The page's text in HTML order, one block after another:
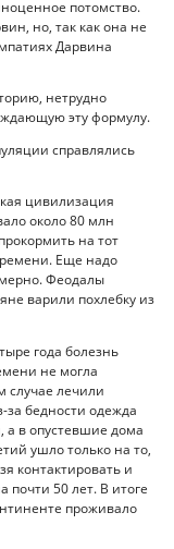
потомство.
но, так как она не
Дарвина
нетрудно
эту формулу.
справлялись
цивилизация
около 80 млн
на тот
Еще надо
Феодалы
варили похлебку из
года болезнь
не могла
случае лечили
бедности одежда
а в опустевшие дома
ушло только на то,
контактировать и
почти 50 лет. В итоге
проживало